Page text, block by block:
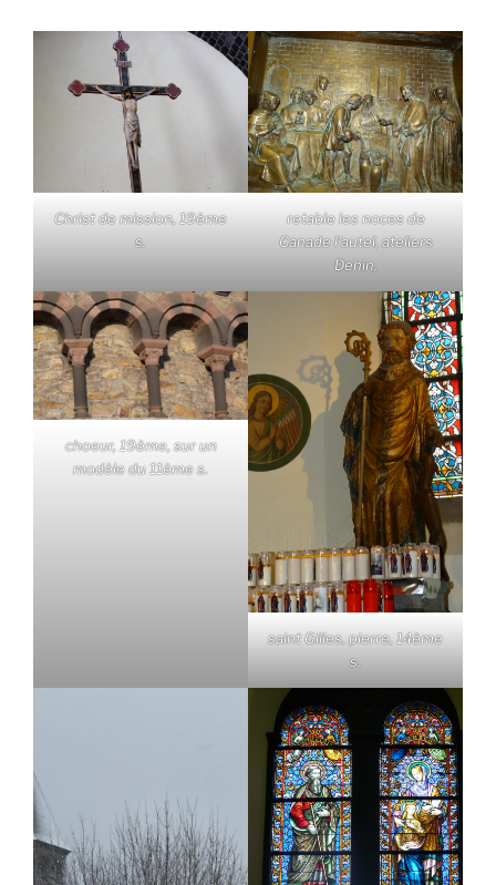
Christ de mission, 19ème
s.
retable les noces de
Canade l'autel, ateliers
Dehin,
choeur, 19ème, sur un
modèle du 11ème s.
saint Gilles, pierre, 14ème
s.